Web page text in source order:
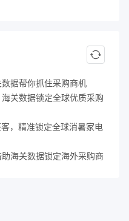
据帮你抓住采购商机
关数据锁定全球优质采购
，精准锁定全球消暑家电
海关数据锁定海外采购商